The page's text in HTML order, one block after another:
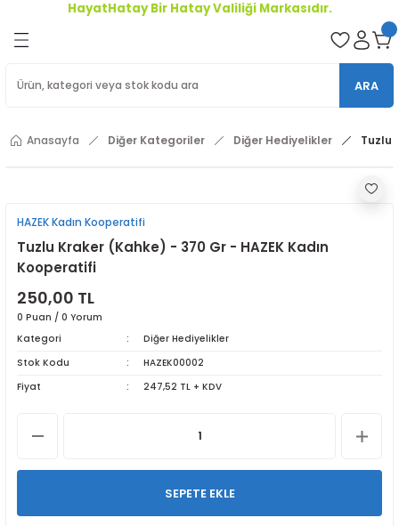
HayatHatay Bir Hatay Valiliği Markasıdır.
ARA
Anasayfa Diğer Kategoriler Diğer Hediyelikler Tuzlu
HAZEK Kadın Kooperatifi
Tuzlu Kraker (Kahke) - 370 Gr - HAZEK Kadın
Kooperatifi
250,00 TL
0 Puan / 0 Yorum
Kategori
Diğer Hediyelikler
Stok Kodu
HAZEK00002
Fiyat
247,52 TL + KDV
SEPETE EKLE